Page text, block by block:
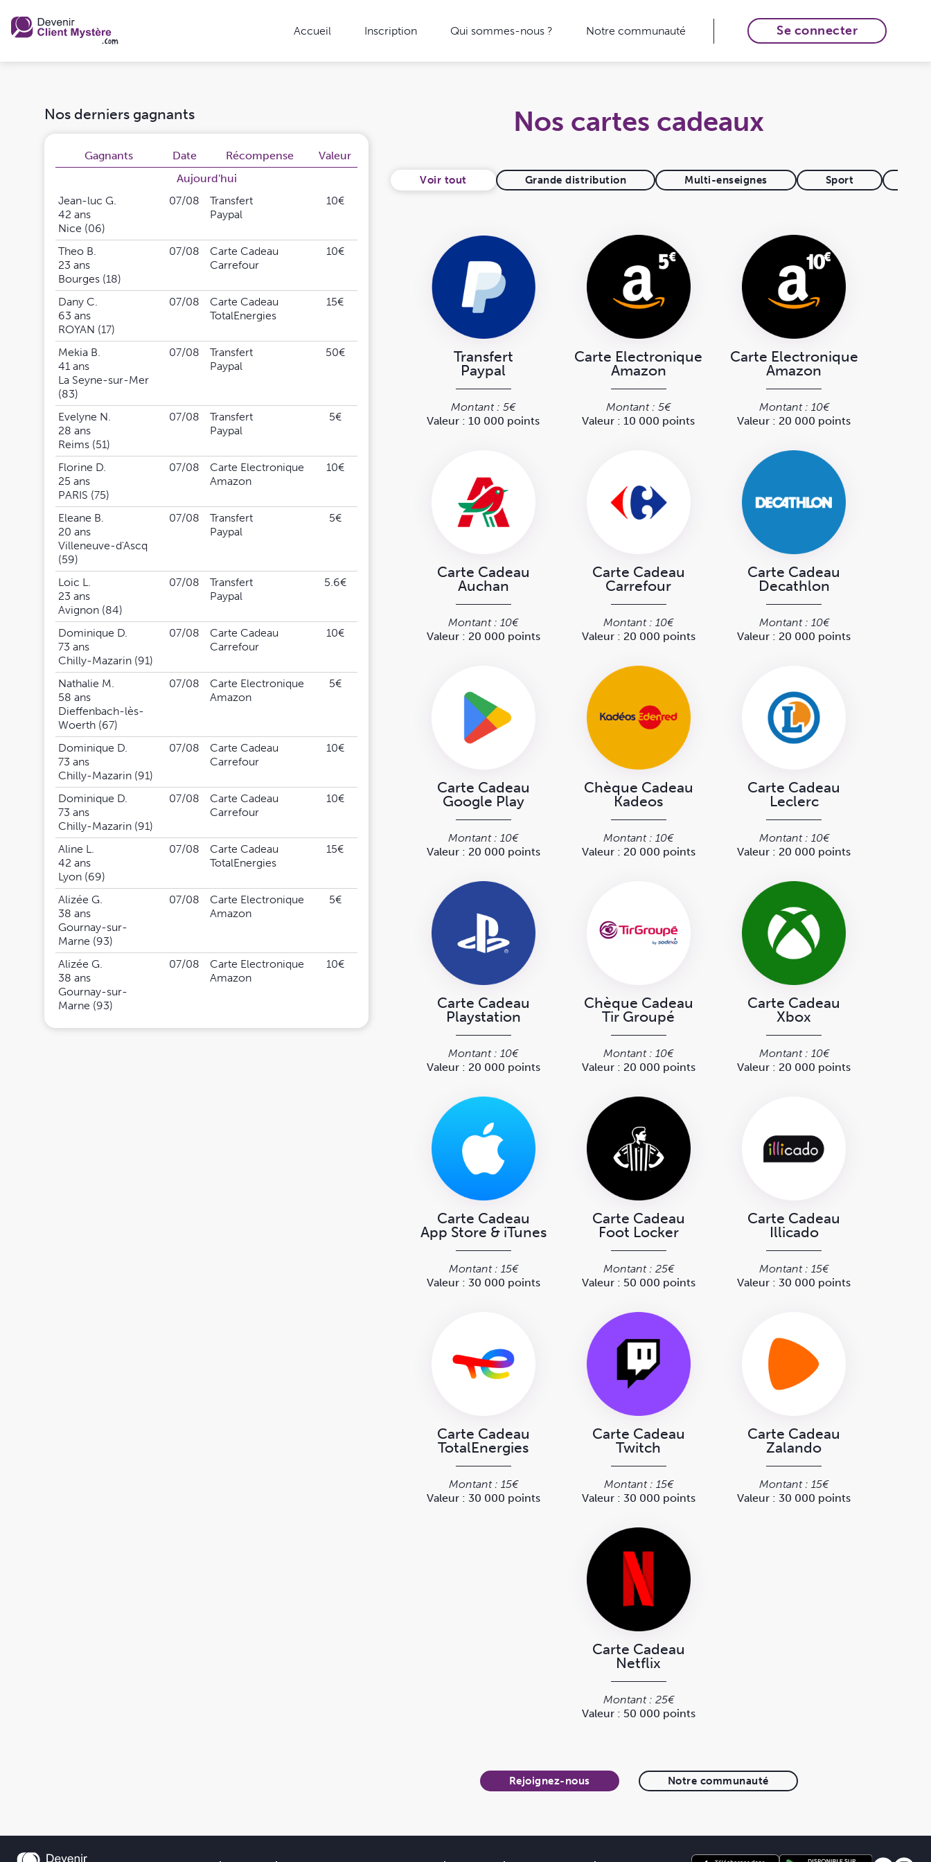
Accueil Inscription Qui sommes-nous ? Notre communauté Se connecter
Nos derniers gagnants
Gagnants Date Récompense
Valeur
Aujourd'hui
Jean-luc G.
42 ans
Nice (06)
07/08
Transfert
Paypal
10€
Theo B.
23 ans
Bourges (18)
07/08
Carte Cadeau
Carrefour
10€
Dany C.
63 ans
ROYAN (17)
07/08
Carte Cadeau
TotalEnergies
15€
Mekia B.
41 ans
La Seyne-sur-Mer
(83)
07/08
Transfert
Paypal
50€
Evelyne N.
28 ans
Reims (51)
07/08
Transfert
Paypal
5€
Florine D.
25 ans
PARIS (75)
07/08
Carte Electronique
Amazon
10€
Eleane B.
20 ans
Villeneuve-d'Ascq
(59)
07/08
Transfert
Paypal
5€
Loic L.
23 ans
Avignon (84)
07/08
Transfert
Paypal
5.6€
Dominique D.
73 ans
Chilly-Mazarin (91)
07/08
Carte Cadeau
Carrefour
10€
Nathalie M.
58 ans
Dieffenbach-lès-
Woerth (67)
07/08
Carte Electronique
Amazon
5€
Dominique D.
73 ans
Chilly-Mazarin (91)
07/08
Carte Cadeau
Carrefour
10€
Dominique D.
73 ans
Chilly-Mazarin (91)
07/08
Carte Cadeau
Carrefour
10€
Aline L.
42 ans
Lyon (69)
07/08
Carte Cadeau
TotalEnergies
15€
Alizée G.
38 ans
Gournay-sur-
Marne (93)
07/08
Carte Electronique
Amazon
5€
Alizée G.
38 ans
Gournay-sur-
Marne (93)
07/08
Carte Electronique
Amazon
10€
Nos cartes cadeaux
Voir tout Grande distribution Multi-enseignes Sport
Transfert
Paypal
Montant : 5€
Valeur : 10 000 points
Carte Electronique
Amazon
Montant : 5€
Valeur : 10 000 points
Carte Electronique
Amazon
Montant : 10€
Valeur : 20 000 points
Carte Cadeau
Auchan
Montant : 10€
Valeur : 20 000 points
Carte Cadeau
Carrefour
Montant : 10€
Valeur : 20 000 points
Carte Cadeau
Decathlon
Montant : 10€
Valeur : 20 000 points
Carte Cadeau
Google Play
Montant : 10€
Valeur : 20 000 points
Chèque Cadeau
Kadeos
Montant : 10€
Valeur : 20 000 points
Carte Cadeau
Leclerc
Montant : 10€
Valeur : 20 000 points
Carte Cadeau
Playstation
Montant : 10€
Valeur : 20 000 points
Chèque Cadeau
Tir Groupé
Montant : 10€
Valeur : 20 000 points
Carte Cadeau
Xbox
Montant : 10€
Valeur : 20 000 points
Carte Cadeau
App Store & iTunes
Montant : 15€
Valeur : 30 000 points
Carte Cadeau
Foot Locker
Montant : 25€
Valeur : 50 000 points
Carte Cadeau
Illicado
Montant : 15€
Valeur : 30 000 points
Carte Cadeau
TotalEnergies
Montant : 15€
Valeur : 30 000 points
Carte Cadeau
Twitch
Montant : 15€
Valeur : 30 000 points
Carte Cadeau
Zalando
Montant : 15€
Valeur : 30 000 points
Carte Cadeau
Netflix
Montant : 25€
Valeur : 50 000 points
Rejoignez-nous Notre communauté